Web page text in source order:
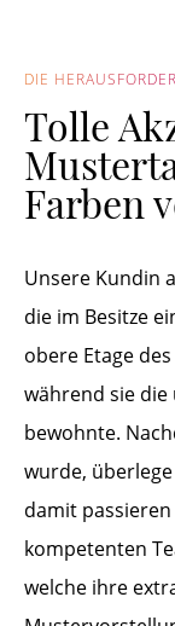
DIE
Tolle
Farben
Unsere Kundin
die im Besitze
obere Etage
während sie
bewohnte.
wurde,
damit
kompetenten
welche ihre